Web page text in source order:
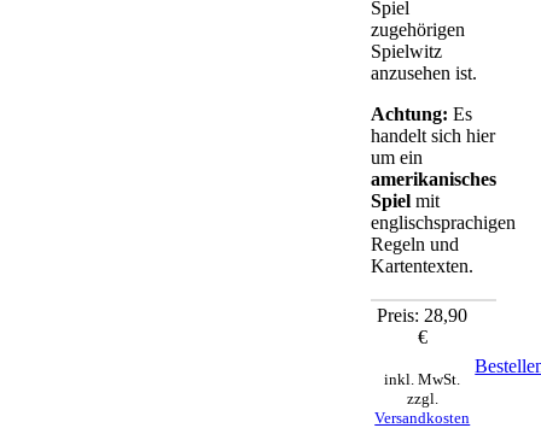
Spiel
zugehörigen
Spielwitz
anzusehen ist.
Achtung: Es
handelt sich hier
um ein
amerikanisches
Spiel mit
englischsprachigen
Regeln und
Kartentexten.
Preis: 28,90
€
inkl. MwSt.
zzgl.
Versandkosten